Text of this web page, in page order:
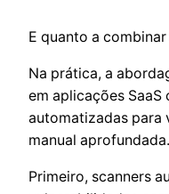
E quanto a
Na prática, a
em aplicações
automatizadas para
manual aprofundada.
Primeiro, scanners